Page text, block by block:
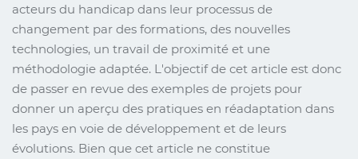
acteurs du handicap dans leur processus de
changement par des formations, des nouvelles
technologies, un travail de proximité et une
méthodologie adaptée. L'objectif de cet article est donc
de passer en revue des exemples de projets pour
donner un aperçu des pratiques en réadaptation dans
les pays en voie de développement et de leurs
évolutions. Bien que cet article ne constitue